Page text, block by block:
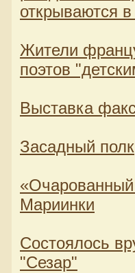
открываются
Жители
поэтов
Выставка
Засадный полк
«Очарованный
Мариинки
Состоялось
"Сезар"